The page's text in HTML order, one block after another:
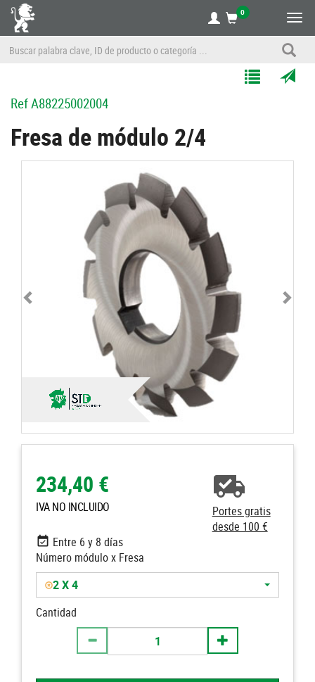
0
un
RefA88225002004
Fresa de módulo 2/4
234,40 €
IVA NO INCLUIDO
Portes gratis
desde 100 €
Entre 6 y 8 días
Número módulo x Fresa
2 X 4
Cantidad